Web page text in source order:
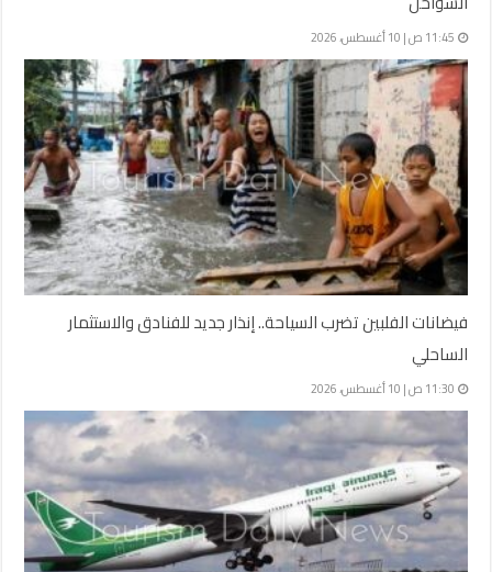
11:45 ص | 10 أغسطس، 2026
فيضانات الفلبين تضرب السياحة.. إنذار جديد للفنادق والاستثمار
الساحلي
11:30 ص | 10 أغسطس، 2026